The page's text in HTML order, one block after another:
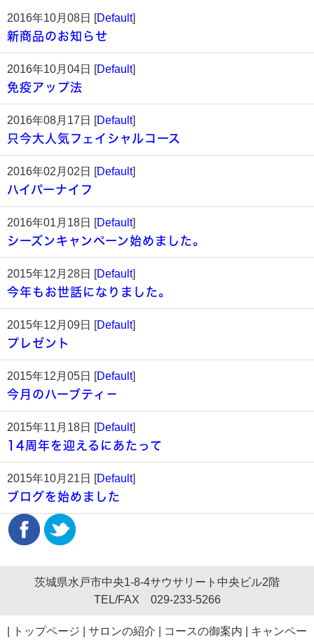
2016年10月08日 [Default]
新商品のお知らせ
2016年10月04日 [Default]
免疫アップ法
2016年08月17日 [Default]
只今大人気フェイシャルコース
2016年02月02日 [Default]
ハイパーナイフ
2016年01月18日 [Default]
シーズンキャンペーン始めました。
2015年12月28日 [Default]
今年もお世話になりました。
2015年12月09日 [Default]
プレゼント
2015年12月05日 [Default]
今月のハーブティ－
2015年11月18日 [Default]
14周年を迎えるにあたって
2015年10月21日 [Default]
ブログを始めました
茨城県水戸市中央1-8-4サウサリート中央ビル2階
TEL/FAX 029-233-5266
トップページ サロンの紹介 コースの御案内 キャンペー